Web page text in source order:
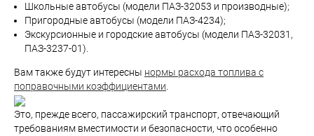
Школьные автобусы (модели ПАЗ-32053 и производные);
Пригородные автобусы (модели ПАЗ-4234);
Экскурсионные и городские автобусы (модели ПАЗ-32031,
ПАЗ-3237-01).
Вам также будут интересны нормы расхода топлива с
поправочными коэффициентами
Это, прежде всего, пассажирский транспорт, отвечающий
требованиям вместимости и безопасности, что особенно